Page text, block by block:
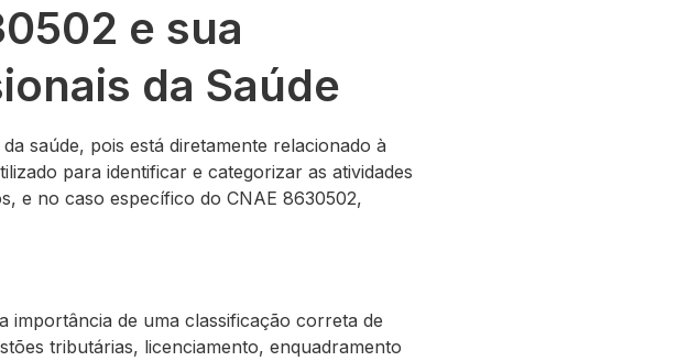
e sua
da Saúde
saúde, pois está diretamente relacionado à
para identificar e categorizar as atividades
e no caso específico do CNAE 8630502,
importância de uma classificação correta de
tributárias, licenciamento, enquadramento